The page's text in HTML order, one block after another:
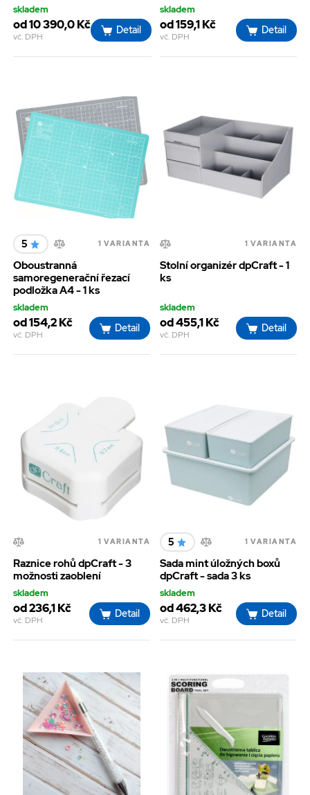
skladem
od 10 390,0 Kč
vč. DPH
Detail
skladem
od 159,1 Kč
vč. DPH
Detail
5 1 VARIANTA
Oboustranná
samoregenerační řezací
podložka A4 - 1 ks
skladem
od 154,2 Kč
vč. DPH
Detail
1 VARIANTA
Stolní organizér dpCraft - 1
ks
skladem
od 455,1 Kč
vč. DPH
Detail
1 VARIANTA
Raznice rohů dpCraft - 3
možnosti zaoblení
skladem
od 236,1 Kč
vč. DPH
Detail
5 1 VARIANTA
Sada mint úložných boxů
dpCraft - sada 3 ks
skladem
od 462,3 Kč
vč. DPH
Detail